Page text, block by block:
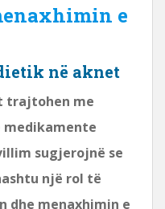
e
në aknet
trajtohen me
medikamente
sugjerojnë se
një rol të
dhe menaxhimin e